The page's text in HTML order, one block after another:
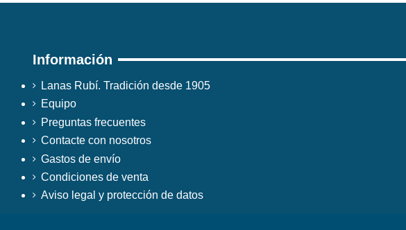
Información
Lanas Rubí. Tradición desde 1905
Equipo
Preguntas frecuentes
Contacte con nosotros
Gastos de envío
Condiciones de venta
Aviso legal y protección de datos